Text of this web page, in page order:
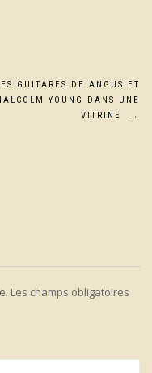
GUITARES DE ANGUS ET
YOUNG DANS UNE
VITRINE
→
Les champs obligatoires